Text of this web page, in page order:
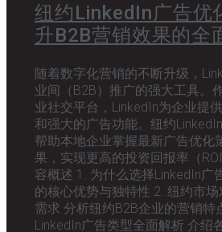
纽约LinkedIn广告优
升B2B营销效果的全
随着数字化营销的不断升级，
业间（B2B）推广的强大工具。
业社交平台，LinkedIn为企业提
和强大的广告功能。纽约
帮助本地企业掌握最新广告优化
果，实现更高的投资回报率（
容概述 1. 为什么选择LinkedIn广
的核心优势与独特性 2. 纽约市
需求 分析纽约B2B企业的营销特
LinkedIn广告类型全面解析 介绍